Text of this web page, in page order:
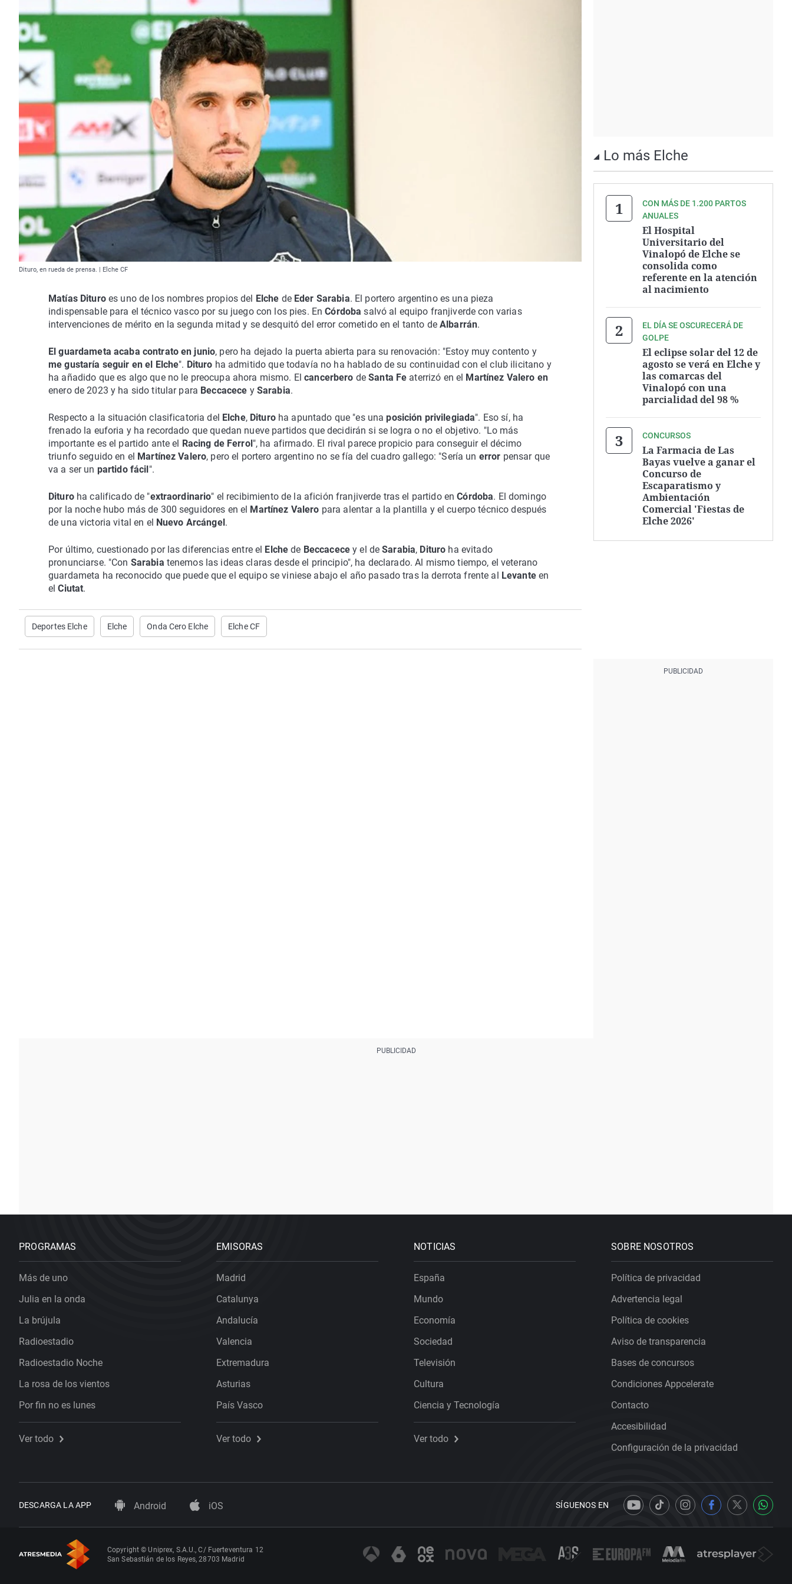
Dituro, en rueda de prensa. | Elche CF
Matías Dituroes uno de los nombres propios del Elche de Eder Sarabia. El portero argentino es una pieza
indispensable para el técnico vasco por su juego con los pies. EnCórdobasalvó al equipo franjiverde con varias
intervenciones de mérito en la segunda mitad y se desquitó del error cometido en el tanto deAlbarrán.
El guardameta acaba contrato en junio, pero ha dejado la puerta abierta para su renovación: "Estoy muy contento y
me gustaría seguir en el Elche". Dituro ha admitido que todavía no ha hablado de su continuidad con el club ilicitano y
ha añadido que es algo que no le preocupa ahora mismo. Elcancerbero deSanta Fe aterrizó en el Martínez Valero en
enero de 2023 y ha sido titular para Beccacece y Sarabia.
Respecto a la situación clasificatoria del Elche, Dituro ha apuntado que "es unaposición privilegiada". Eso sí, ha
frenado la euforia y ha recordado que quedan nueve partidos que decidirán si se logra o no el objetivo. "Lo más
importante es el partido ante el
Racing de Ferrol ", ha afirmado. El rival parece propicio para conseguir el décimo
triunfo seguido en el Martínez Valero, pero el portero argentino no se fía del cuadro gallego: "Sería un error pensar que
va a ser un partido fácil ".
Dituro ha calificado de "extraordinario" el recibimiento de la afición franjiverde tras el partido enCórdoba. El domingo
por la noche hubo más de 300 seguidores en el Martínez Valero para alentar a la plantilla y el cuerpo técnico después
de una victoria vital en el Nuevo Arcángel .
Por último, cuestionado por las diferencias entre el Elchede Beccacecey el deSarabia, Dituro ha evitado
pronunciarse. "Con Sarabia tenemos las ideas claras desde el principio", ha declarado. Al mismo tiempo, el veterano
guardameta ha reconocido que puede que el equipo se viniese abajo el año pasado tras la derrota frente al
Levante en
elCiutat.
Deportes Elche Elche Onda Cero Elche Elche CF
Lo más Elche
CON MÁS DE 1.200 PARTOS
ANUALES
El Hospital
Universitario del
Vinalopó de Elche se
consolida como
referente en la atención
al nacimiento
EL DÍA SE OSCURECERÁ DE
GOLPE
El eclipse solar del 12 de
agosto se verá en Elche y
las comarcas del
Vinalopó con una
parcialidad del 98 %
CONCURSOS
La Farmacia de Las
Bayas vuelve a ganar el
Concurso de
Escaparatismo y
Ambientación
Comercial 'Fiestas de
Elche 2026'
PROGRAMAS
Más de uno
Julia en la onda
La brújula
Radioestadio
Radioestadio Noche
La rosa de los vientos
Por fin no es lunes
Ver todo
EMISORAS
Madrid
Catalunya
Andalucía
Valencia
Extremadura
Asturias
País Vasco
Ver todo
NOTICIAS
España
Mundo
Economía
Sociedad
Televisión
Cultura
Ciencia y Tecnología
Ver todo
SOBRE NOSOTROS
Política de privacidad
Advertencia legal
Política de cookies
Aviso de transparencia
Bases de concursos
Condiciones Appcelerate
Contacto
Accesibilidad
Configuración de la privacidad
DESCARGA LA APP Android iOS SÍGUENOS EN
Copyright © Uniprex, S.A.U., C/ Fuerteventura 12
San Sebastián de los Reyes, 28703 Madrid